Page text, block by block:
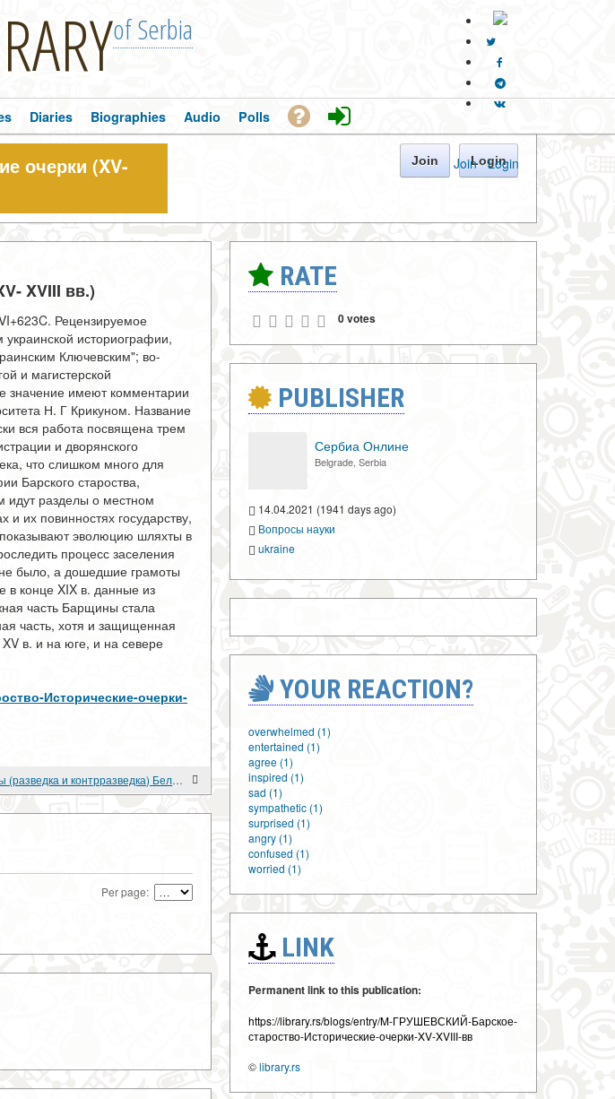
of Serbia
Join · Login
Diaries Biographies Audio Polls
очерки (XV-
Join Login
XVIII вв.)
Рецензируемое
историографии,
Ключевским"; во-
и магистерской
значение имеют комментарии
Н. Г Крикуном. Название
вся работа посвящена трем
и дворянского
что слишком много для
Барского староства,
идут разделы о местном
их повинностях государству,
показывают эволюцию шляхты в
процесс заселения
не было, а дошедшие грамоты
в конце XIX в. данные из
часть Барщины стала
часть, хотя и защищенная
в. и на юге, и на севере
Исторические-очерки-
Спецслужбы (разведка и контрразведка) Белого движения в 1917-1922 годах
Per page:
RATE
0 votes
PUBLISHER
Сербиа Онлине
Belgrade, Serbia
14.04.2021 (1941 days ago)
Вопросы науки
ukraine
YOUR REACTION?
overwhelmed (1)
entertained (1)
agree (1)
inspired (1)
sad (1)
sympathetic (1)
surprised (1)
angry (1)
confused (1)
worried (1)
LINK
Permanent link to this publication:
https://library.rs/blogs/entry/M-ГРУШЕВСКИЙ-Барское-
староство-Исторические-очерки-XV-XVIII-вв
©library.rs